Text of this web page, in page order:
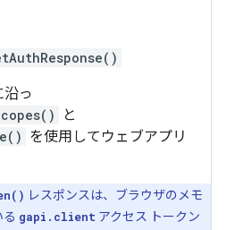
沿っ
と
を使用してウェブアプリ
レスポンスは、ブラウザのメモ
gapi.client アクセス トークン